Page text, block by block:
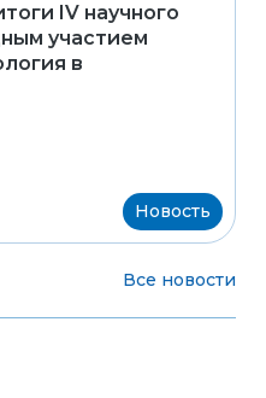
IV научного
участием
в
Новость
Все новости